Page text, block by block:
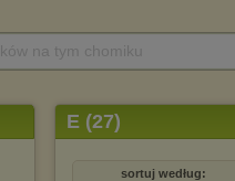
E (27)
sortuj według: